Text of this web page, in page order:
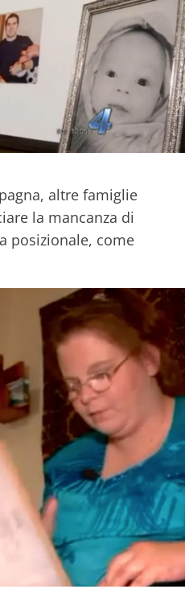
altre famiglie
la mancanza di
posizionale, come